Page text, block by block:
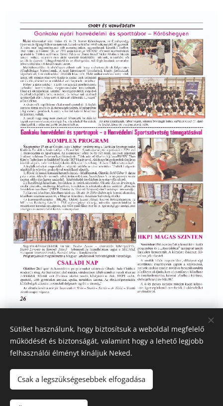
© 2021 Gankaku Team Hungary
Sütiket használunk, hogy biztosítsuk a weboldal megfelelő
működését és biztonságát, valamint hogy a lehető legjobb
felhasználói élményt kínáljuk Neked.
Csak a legszükségesebbek elfogadása